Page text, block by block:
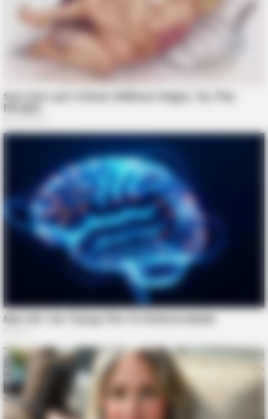
Vinegar Foot Bath Benefits Will Surprise You
Zmysłowy taniec który przyciąga spojrzenia wszystkich
BUZZ DAY
Scientists Just Shocked The World In The Black Sea!
Marlo Thomas Is 86 Now - Here's What She Looks Like
Today